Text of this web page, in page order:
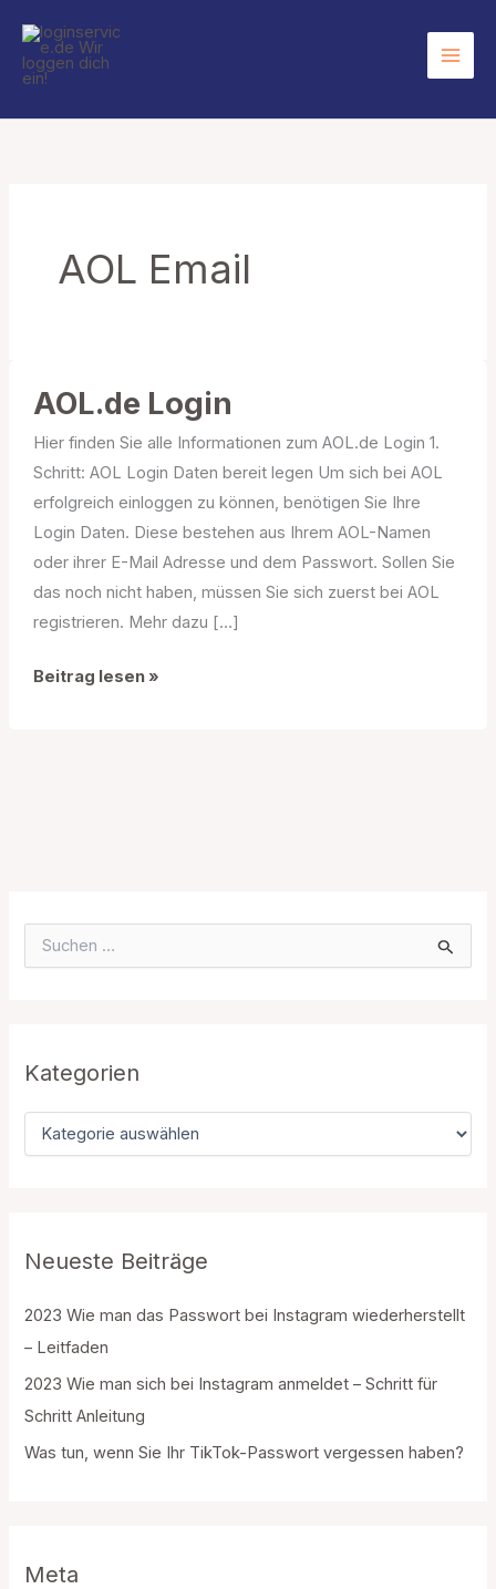
Inhalt
springen
AOL Email
AOL.de Login
Hier finden Sie alle Informationen zum AOL.de Login 1.
Schritt: AOL Login Daten bereit legen Um sich bei AOL
erfolgreich einloggen zu können, benötigen Sie Ihre
Login Daten. Diese bestehen aus Ihrem AOL-Namen
oder ihrer E-Mail Adresse und dem Passwort. Sollen Sie
das noch nicht haben, müssen Sie sich zuerst bei AOL
registrieren. Mehr dazu […]
AOL.de
Beitrag lesen »
n
c
:
Kategorien
r
n
Neueste Beiträge
2023 Wie man das Passwort bei Instagram wiederherstellt
– Leitfaden
2023 Wie man sich bei Instagram anmeldet – Schritt für
Schritt Anleitung
Was tun, wenn Sie Ihr TikTok-Passwort vergessen haben?
Meta